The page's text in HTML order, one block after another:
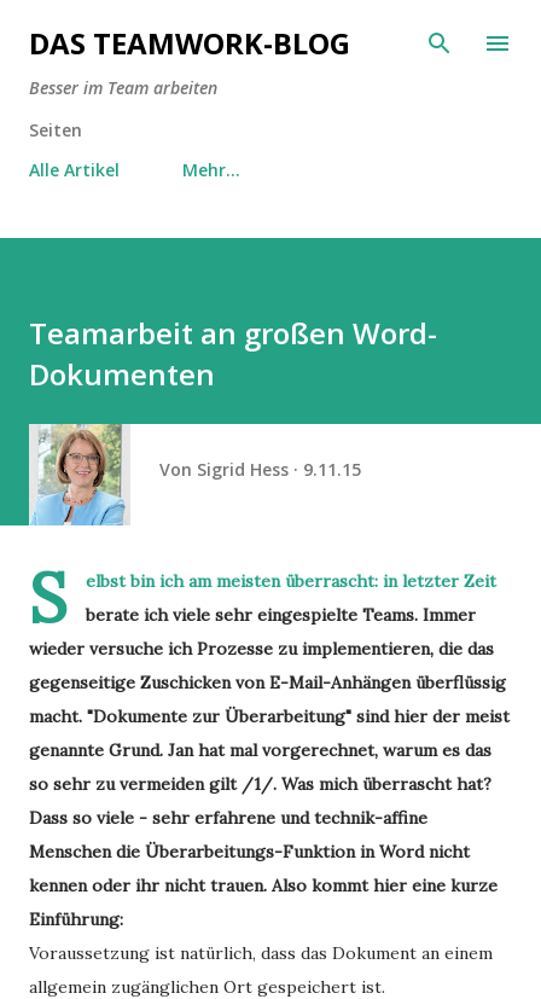
Direkt zum Hauptbereich
DAS TEAMWORK-BLOG
Besser im Team arbeiten
Seiten
Alle Artikel
Mehr…
Teamarbeit an großen Word-
Dokumenten
Von Sigrid Hess 9.11.15
S
elbst bin ich am meisten überrascht: in letzter Zeit
berate ich viele sehr eingespielte Teams. Immer
wieder versuche ich Prozesse zu implementieren, die das
gegenseitige Zuschicken von E-Mail-Anhängen überflüssig
macht. "Dokumente zur Überarbeitung" sind hier der meist
genannte Grund. Jan hat mal vorgerechnet, warum es das
so sehr zu vermeiden gilt /1/. Was mich überrascht hat?
Dass so viele - sehr erfahrene und technik-affine
Menschen die Überarbeitungs-Funktion in Word nicht
kennen oder ihr nicht trauen. Also kommt hier eine kurze
Einführung:
Voraussetzung ist natürlich, dass das Dokument an einem
allgemein zugänglichen Ort gespeichert ist.